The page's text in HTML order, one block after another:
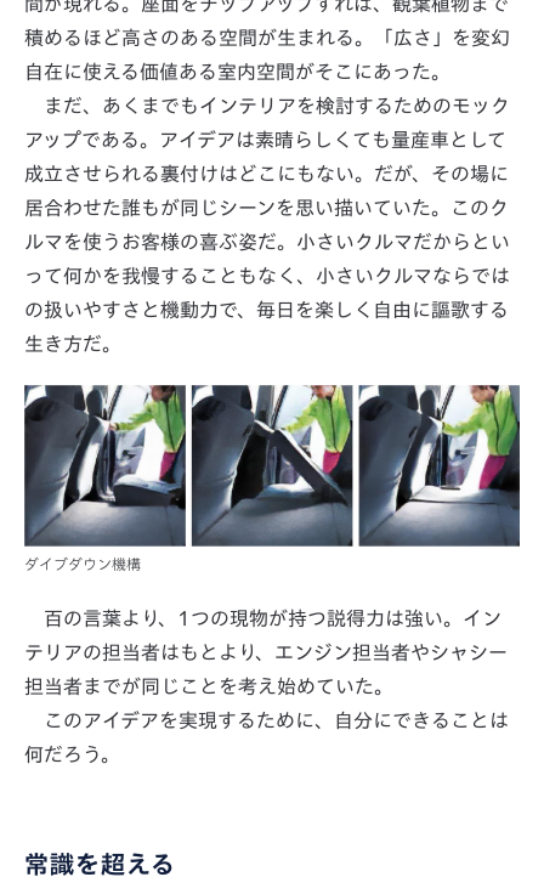
積めるほど高さのある空間が生まれる。「広さ」を変幻
自在に使える価値ある室内空間がそこにあった。
まだ、あくまでもインテリアを検討するためのモック
アップである。アイデアは素晴らしくても量産車として
成立させられる裏付けはどこにもない。だが、その場に
居合わせた誰もが同じシーンを思い描いていた。このク
ルマを使うお客様の喜ぶ姿だ。小さいクルマだからとい
って何かを我慢することもなく、小さいクルマならでは
の扱いやすさと機動力で、毎日を楽しく自由に謳歌する
生き方だ。
ダイブダウン機構
百の言葉より、1つの現物が持つ説得力は強い。イン
テリアの担当者はもとより、エンジン担当者やシャシー
担当者までが同じことを考え始めていた。
このアイデアを実現するために、自分にできることは
何だろう。
常識を超える